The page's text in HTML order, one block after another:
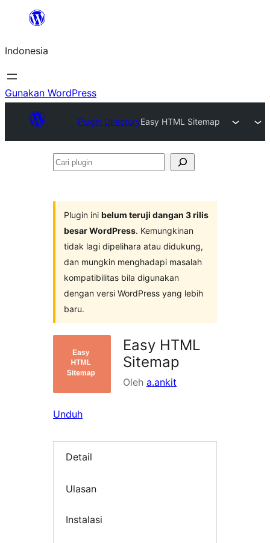
Lewati
konten
Indonesia
Gunakan WordPress
Plugin DirectoryEasy HTML Sitemap
Cari
Plugin ini belum teruji dangan 3 rilis
besar WordPress. Kemungkinan
tidak lagi dipelihara atau didukung,
dan mungkin menghadapi masalah
kompatibilitas bila digunakan
dengan versi WordPress yang lebih
baru.
Easy HTML
Sitemap
Oleh a.ankit
Unduh
Detail
Ulasan
Instalasi